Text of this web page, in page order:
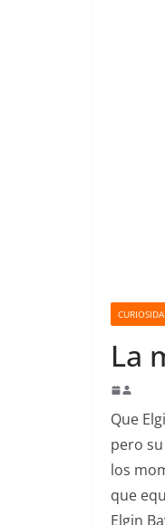
La
Que
pero
los
que
Elgin